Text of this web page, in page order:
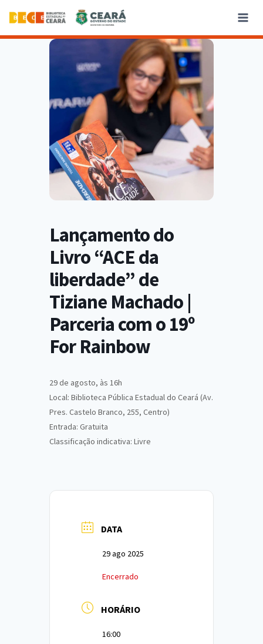
Lançamento do
Livro “ACE da
liberdade” de
Tiziane Machado |
Parceria com o 19º
For Rainbow
29 de agosto, às 16h
Local: Biblioteca Pública Estadual do Ceará (Av.
Pres. Castelo Branco, 255, Centro)
Entrada: Gratuita
Classificação indicativa: Livre
DATA
29 ago 2025
Encerrado
HORÁRIO
16:00